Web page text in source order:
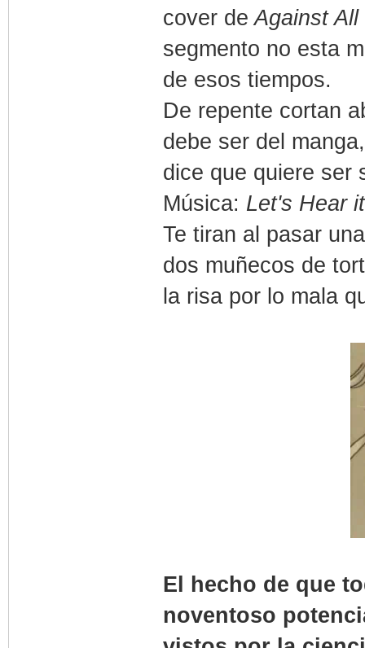
cover de Against All
segmento no esta
de esos tiempos.
De repente cortan
debe ser del
dice que quiere ser
Música: Let's Hear
Te tiran al pasar
dos muñecos de
la risa por lo mala
El hecho de que
noventoso